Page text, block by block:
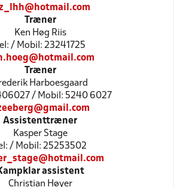
Træner
Ken Høg Riis
/ Mobil: 23241725
Træner
Harboesgaard
/ Mobil: 5240 6027
Assistenttræner
Kasper Stage
/ Mobil: 25253502
assistent
Christian Høyer